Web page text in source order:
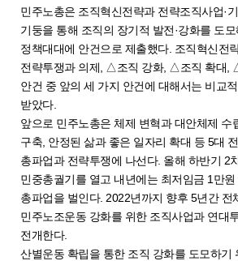
민주노총은 조직혁신전략과 전략조직사업·
기둥을 통해 조직의 장기적 발전·강화를 도
정책대대에 안건으로 제출했다. 조직혁신전
전략투쟁과 의제, △조직 강화, △조직 확대,
안건 중 앞의 세 가지 안건에 대해서는 비교
받았다.
앞으로 민주노총은 체제 변혁과 대안체제 수
구축, 안정된 삶과 좋은 일자리 확대 등 5대
총파업과 전략투쟁에 나선다. 올해 하반기 2
민중총궐기를 열고 내년에는 최저임금 1만
총파업을 벌인다. 2022년까지 향후 5년간 전
민주노조운동 강화를 위한 조직사업과 연대
전개한다.
산별운동 확립을 통한 조직 강화를 도모하기